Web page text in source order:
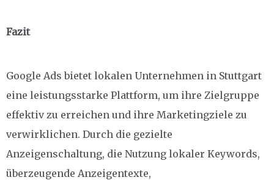
Fazit
Google Ads bietet lokalen Unternehmen in Stuttgart
eine leistungsstarke Plattform, um ihre Zielgruppe
effektiv zu erreichen und ihre Marketingziele zu
verwirklichen. Durch die gezielte
Anzeigenschaltung, die Nutzung lokaler Keywords,
überzeugende Anzeigentexte,